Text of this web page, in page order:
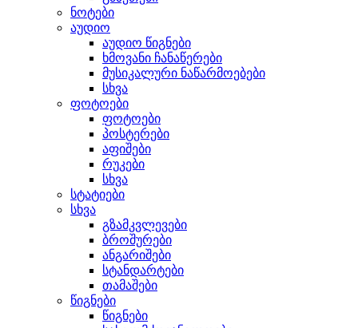
ნოტები
აუდიო
აუდიო წიგნები
ხმოვანი ჩანაწერები
მუსიკალური ნაწარმოებები
სხვა
ფოტოები
ფოტოები
პოსტერები
აფიშები
რუკები
სხვა
სტატიები
სხვა
გზამკვლევები
ბროშურები
ანგარიშები
სტანდარტები
თამაშები
წიგნები
წიგნები